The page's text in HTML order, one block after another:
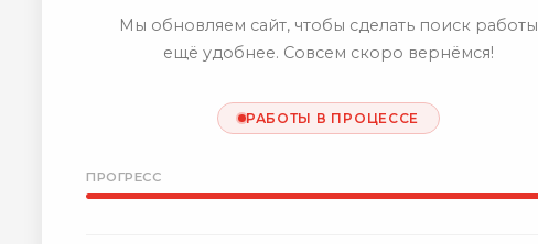
Мы обновляем сайт, чтобы сделать поиск работы
ещё удобнее. Совсем скоро вернёмся!
РАБОТЫ В ПРОЦЕССЕ
ПРОГРЕСС